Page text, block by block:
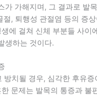
가 가해지며, 그 결과로 발
절, 퇴행성 관절염 등의 증
에 걸쳐 신체 부분들 사이
생하는 것이다.
치될 경우, 심각한 후유증
문제는 발목의 통증과 불